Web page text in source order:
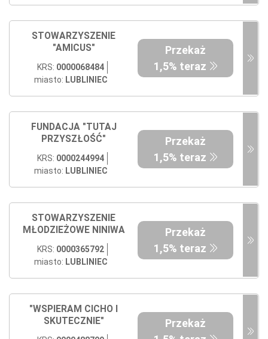
STOWARZYSZENIE
"AMICUS"
KRS: 0000068484
miasto: LUBLINIEC
Przekaż
1,5% teraz
FUNDACJA "TUTAJ
PRZYSZŁOŚĆ"
KRS: 0000244994
miasto: LUBLINIEC
Przekaż
1,5% teraz
STOWARZYSZENIE
MŁODZIEŻOWE NINIWA
KRS: 0000365792
miasto: LUBLINIEC
Przekaż
1,5% teraz
"WSPIERAM CICHO I
SKUTECZNIE"
Przekaż